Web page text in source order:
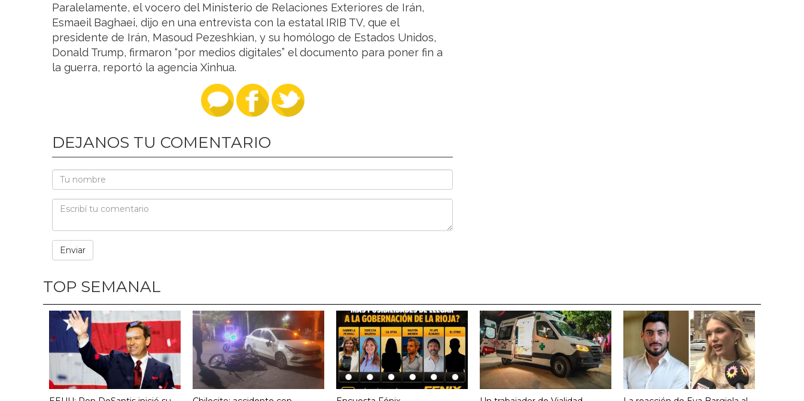
Paralelamente, el vocero del Ministerio de Relaciones Exteriores de Irán,
Esmaeil Baghaei, dijo en una entrevista con la estatal IRIB TV, que el
presidente de Irán, Masoud Pezeshkian, y su homólogo de Estados Unidos,
Donald Trump, firmaron “por medios digitales” el documento para poner fin a
la guerra, reportó la agencia Xinhua.
DEJANOS TU COMENTARIO
TOP SEMANAL